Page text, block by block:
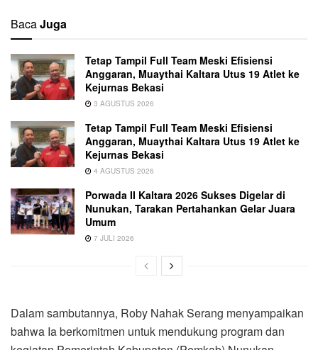
BacaJuga
Tetap Tampil Full Team Meski Efisiensi
Anggaran, Muaythai Kaltara Utus 19 Atlet ke
Kejurnas Bekasi
3 AGUSTUS 2026
Tetap Tampil Full Team Meski Efisiensi
Anggaran, Muaythai Kaltara Utus 19 Atlet ke
Kejurnas Bekasi
4 AGUSTUS 2026
Porwada II Kaltara 2026 Sukses Digelar di
Nunukan, Tarakan Pertahankan Gelar Juara
Umum
7 JULI 2026
Dalam sambutannya, Roby Nahak Serang menyampaikan
bahwa Ia berkomitmen untuk mendukung program dan